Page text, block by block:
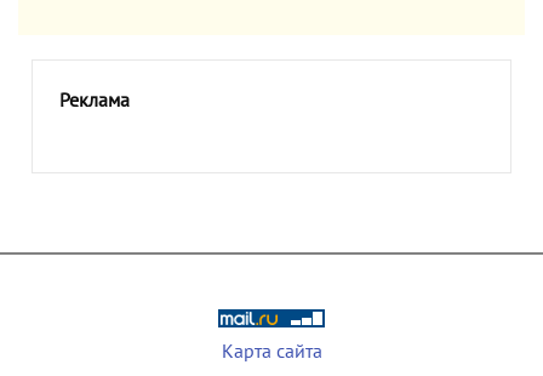
Реклама
Карта сайта